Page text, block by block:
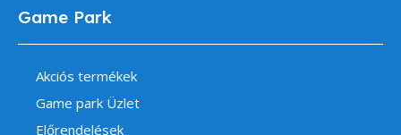
Game Park
Akciós termékek
Game park Üzlet
Előrendelések